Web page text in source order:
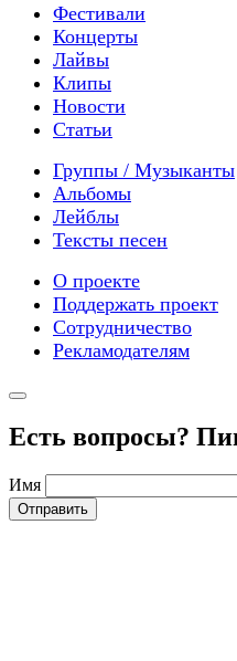
Фестивали
Концерты
Лайвы
Клипы
Новости
Статьи
Группы / Музыканты
Альбомы
Лейблы
Тексты песен
О проекте
Поддержать проект
Сотрудничество
Рекламодателям
Есть вопросы?
Имя